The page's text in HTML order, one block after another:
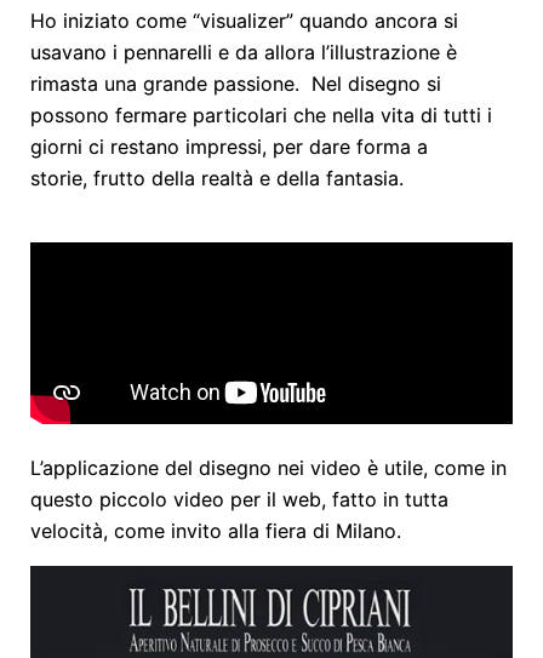
Ho iniziato come “visualizer” quando ancora si
usavano i pennarelli e da allora l’illustrazione è
rimasta una grande passione. Nel disegno si
possono fermare particolari che nella vita di tutti i
giorni ci restano impressi, per dare forma a
storie, frutto della realtà e della fantasia.
L’applicazione del disegno nei video è utile, come in
questo piccolo video per il web, fatto in tutta
velocità, come invito alla fiera di Milano.